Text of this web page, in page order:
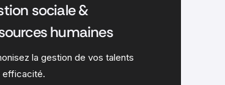
sociale &
humaines
la gestion de vos talents
efficacité.